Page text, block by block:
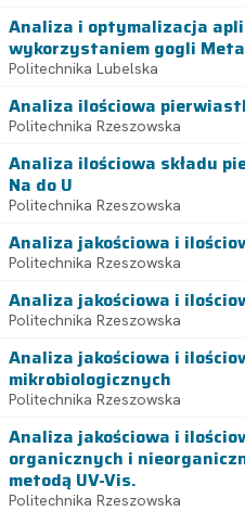
Analiza i optymalizacja
wykorzystaniem gogli
Politechnika Lubelska
Analiza ilościowa
Politechnika Rzeszowska
Analiza ilościowa składu
Na do U
Politechnika Rzeszowska
Analiza jakościowa i
Politechnika Rzeszowska
Analiza jakościowa i
Politechnika Rzeszowska
Analiza jakościowa i
mikrobiologicznych
Politechnika Rzeszowska
Analiza jakościowa i
organicznych i
metodą UV-Vis.
Politechnika Rzeszowska